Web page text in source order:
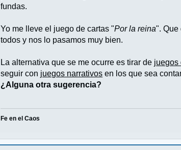
fundas.
Yo me lleve el juego de cartas "Por la reina". Que
todos y nos lo pasamos muy bien.
La alternativa que se me ocurre es tirar de juegos
seguir con juegos narrativos en los que sea
¿Alguna otra sugerencia?
Fe en el Caos